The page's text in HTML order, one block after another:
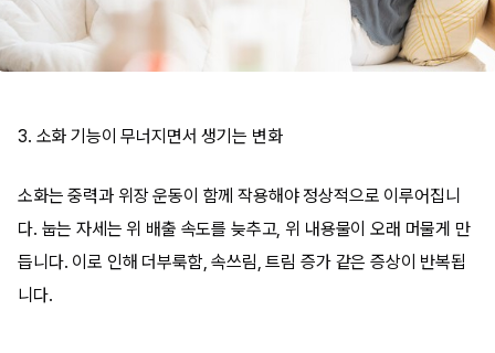
3. 소화 기능이 무너지면서 생기는 변화
소화는 중력과 위장 운동이 함께 작용해야 정상적으로 이루어집니
다. 눕는 자세는 위 배출 속도를 늦추고, 위 내용물이 오래 머물게 만
듭니다. 이로 인해 더부룩함, 속쓰림, 트림 증가 같은 증상이 반복됩
니다.